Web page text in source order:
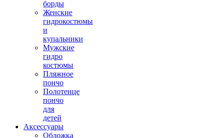
борды
Женские
гидрокостюмы
и
купальники
Мужские
гидро
костюмы
Пляжное
пончо
Полотенце
пончо
для
детей
Аксессуары
Обложка